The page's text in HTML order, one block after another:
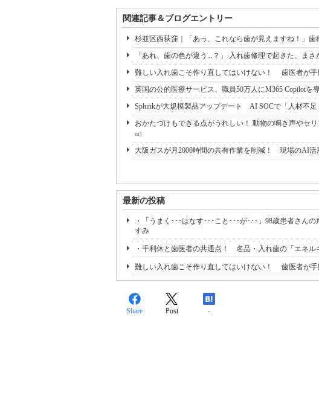
関連記事＆ブログエントリー
杉並区西荻窪｜「あっ、これなら歯が見えますね！」
「あれ、歯の色が違う...？」 入れ歯修理で起きた、ま
難しい入れ歯こそ作り直してはいけない！ 歯医者が手
英国の公的医療サービス、職員50万人にM365 Copilot
Splunkが大規模製品アップデート AI SOCで「人材不足
おかたづけもできる点がうれしい！ 動物の鳴き声やセ
m)
大阪ガスが月2000時間の共有作業を削減！ 現場のAI活
最新の投稿
・「うまく･･･はなす･･･こと･･･が･･･」98歳患者さ
すみ
・千利休と歯医者の共通点！ 名品・入れ歯の「エネル
難しい入れ歯こそ作り直してはいけない！ 歯医者が手
Share Post -